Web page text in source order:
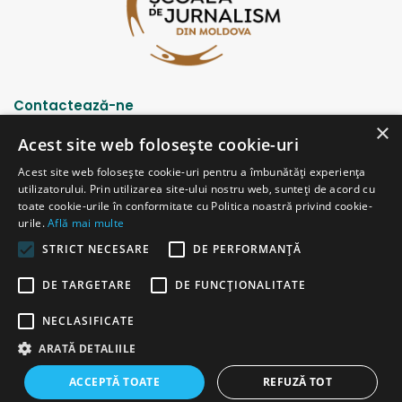
Contactează-ne
Strada Șciusev, 53
2012 Chișinău, Republica Moldova
tel: (+373 22) 213652, 227539
fax: (+373 22) 226681
Email: redactia@ijc.md
FacebookYouTubeInstagramTelegram
×
Acest site web folosește cookie-uri
Acest site web folosește cookie-uri pentru a îmbunătăți experiența
utilizatorului. Prin utilizarea site-ului nostru web, sunteți de acord cu
toate cookie-urile în conformitate cu Politica noastră privind cookie-
urile.Află mai multe
STRICT NECESARE
DE PERFORMANȚĂ
DE TARGETARE DE FUNCŢIONALITATE
NECLASIFICATE
ARATĂ DETALIILE
ACCEPTĂ TOATE REFUZĂ TOT